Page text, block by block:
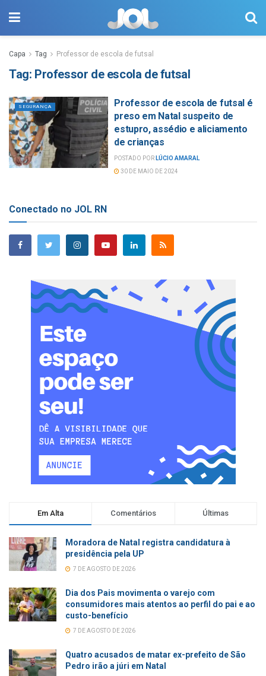
Capa Tag Professor de escola de futsal
Tag: Professor de escola de futsal
SEGURANÇA
Professor de escola de futsal é
preso em Natal suspeito de
estupro, assédio e aliciamento
de crianças
POSTADO POR LÚCIO AMARAL
30 DE MAIO DE 2024
Conectado no JOL RN
Em Alta Comentários Últimas
Moradora de Natal registra candidatura à
presidência pela UP
7 DE AGOSTO DE 2026
Dia dos Pais movimenta o varejo com
consumidores mais atentos ao perfil do pai e ao
custo-benefício
7 DE AGOSTO DE 2026
Quatro acusados de matar ex-prefeito de São
Pedro irão a júri em Natal